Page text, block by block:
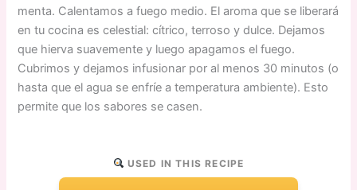
menta. Calentamos a fuego medio. El aroma que se liberará
en tu cocina es celestial: cítrico, terroso y dulce. Dejamos
que hierva suavemente y luego apagamos el fuego.
Cubrimos y dejamos infusionar por al menos 30 minutos (o
hasta que el agua se enfríe a temperatura ambiente). Esto
permite que los sabores se casen.
USED IN THIS RECIPE